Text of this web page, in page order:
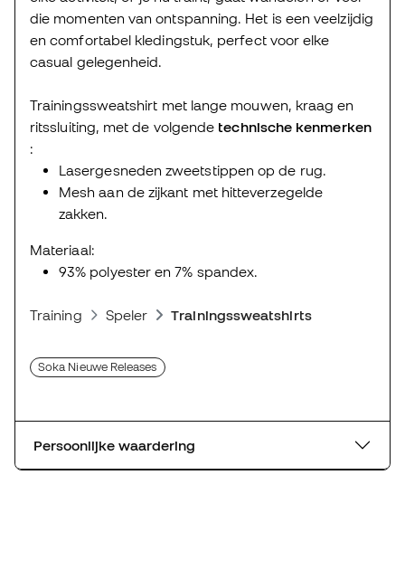
die momenten van ontspanning. Het is een veelzijdig
en comfortabel kledingstuk, perfect voor elke
casual gelegenheid.
Trainingssweatshirt met lange mouwen, kraag en
ritssluiting, met de volgende technische kenmerken
:
Lasergesneden zweetstippen op de rug.
Mesh aan de zijkant met hitteverzegelde
zakken.
Materiaal:
93% polyester en 7% spandex.
Training Speler Trainingssweatshirts
Soka Nieuwe Releases
Persoonlijke waardering